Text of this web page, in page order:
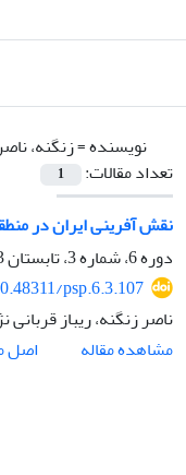
نویسنده =زنگنه،
تعداد مقالات:
1
نقش آفرینی ایران در
دوره 6، شماره 3، تابستان 1403، صفحه
psp.6.3.107
ناصر زنگنه، ریباز
مشاهده مقاله
اصل